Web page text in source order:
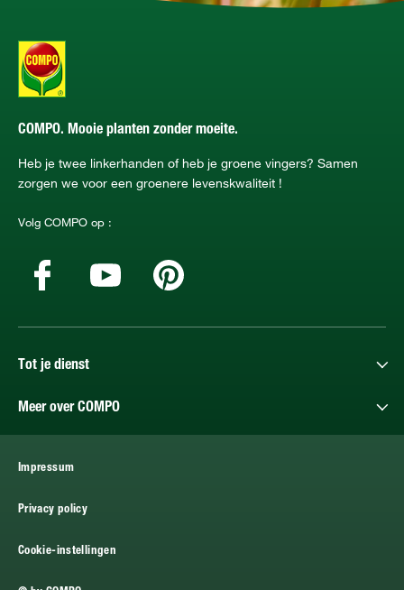
COMPO. Mooie planten zonder moeite.
Heb je twee linkerhanden of heb je groene vingers? Samen
zorgen we voor een groenere levenskwaliteit !
Volg COMPO op :
Tot je dienst
Meer over COMPO
Impressum
Privacy policy
Cookie-instellingen